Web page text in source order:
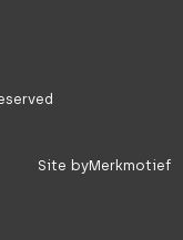
Site byMerkmotief